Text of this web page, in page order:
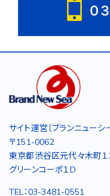
サイト運営〔ブランニューシ
〒151-0062
東京都渋谷区元代々木町１
グリーンコーポ１D
TEL：03-3481-0551